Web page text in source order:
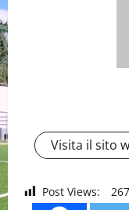
Visita il sito
Post Views: 267